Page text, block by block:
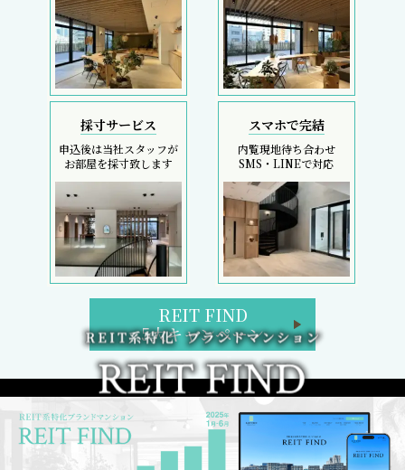
採寸サービス
申込後は当社スタッフが
お部屋を採寸致します
スマホで完結
内覧現地待ち合わせ
SMS・LINEで対応
REIT FIND
5大キャンペーン